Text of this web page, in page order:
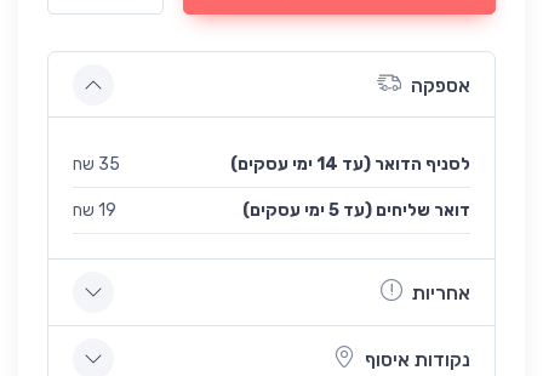
אספקה
לסניף הדואר (עד 14 ימי עסקים) 35 שח
(עד 5 ימי עסקים) דואר שליחים 19 שח
אחריות
נקודות איסוף